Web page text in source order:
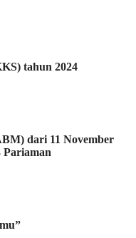
tahun 2024
dari 11 November
Pariaman